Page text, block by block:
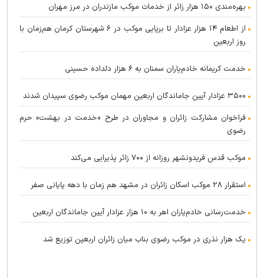
بهره‌مندی ۱۵۰ هزار زائر از خدمات موکب مازندران در مرز مهران
از اطعام ۱۴ هزار عزادار تا برپایی موکب در ۶ شهرستان کرمان هم‌زمان با
روز اربعین
خدمت کریمانه خادم‌یاران سمنان به ۶ هزار دلداده حسینی
۳۵۰۰ عزادار آیین جاماندگان اربعین مهمان موکب رضوی سپیدان شدند
فراخوان مشارکت زائران و مجاوران در طرح «خدمت در بهشت» حرم
رضوی
موکب قدس فریدونشهر روزانه از ۷۰۰ زائر پذیرایی می‌کند
استقرار ۲۸ موکب اسکان زائران در مشهد هم زمان با دهه پایانی صفر
خدمت‌رسانی خادم‌یاران اهر به ۱۰ هزار عزادار آیین جاماندگان اربعین
یک هزار نذری در موکب رضوی بناب میان زائران اربعین توزیع شد